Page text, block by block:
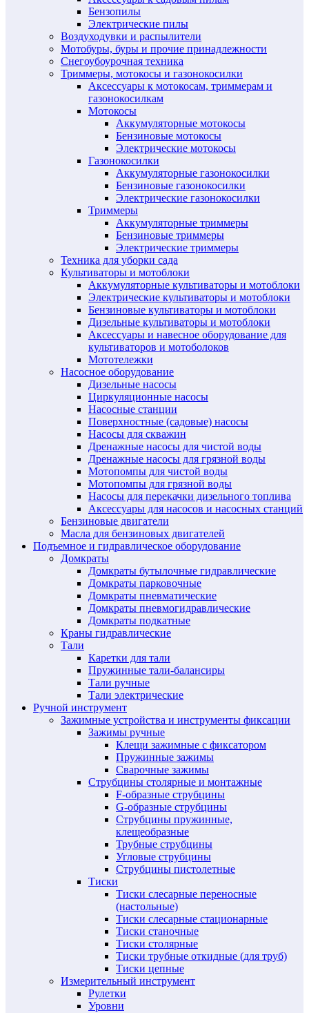
Бензопилы
Электрические пилы
Воздуходувки и распылители
Мотобуры, буры и прочие принадлежности
Снегоубоурочная техника
Триммеры, мотокосы и газонокосилки
Аксессуары к мотокосам, триммерам и
газонокосилкам
Мотокосы
Аккумуляторные мотокосы
Бензиновые мотокосы
Электрические мотокосы
Газонокосилки
Аккумуляторные газонокосилки
Бензиновые газонокосилки
Электрические газонокосилки
Триммеры
Аккумуляторные триммеры
Бензиновые триммеры
Электрические триммеры
Техника для уборки сада
Культиваторы и мотоблоки
Аккумуляторные культиваторы и мотоблоки
Электрические культиваторы и мотоблоки
Бензиновые культиваторы и мотоблоки
Дизельные культиваторы и мотоблоки
Аксессуары и навесное оборудование для
культиваторов и мотоболоков
Мототележки
Насосное оборудование
Дизельные насосы
Циркуляционные насосы
Насосные станции
Поверхностные (садовые) насосы
Насосы для скважин
Дренажные насосы для чистой воды
Дренажные насосы для грязной воды
Мотопомпы для чистой воды
Мотопомпы для грязной воды
Насосы для перекачки дизельного топлива
Аксессуары для насосов и насосных станций
Бензиновые двигатели
Масла для бензиновых двигателей
Подъемное и гидравлическое оборудование
Домкраты
Домкраты бутылочные гидравлические
Домкраты парковочные
Домкраты пневматические
Домкраты пневмогидравлические
Домкраты подкатные
Краны гидравлические
Тали
Каретки для тали
Пружинные тали-балансиры
Тали ручные
Тали электрические
Ручной инструмент
Зажимные устройства и инструменты фиксации
Зажимы ручные
Клещи зажимные с фиксатором
Пружинные зажимы
Сварочные зажимы
Струбцины столярные и монтажные
F-образные струбцины
G-образные струбцины
Струбцины пружинные,
клещеобразные
Трубные струбцины
Угловые струбцины
Струбцины пистолетные
Тиски
Тиски слесарные переносные
(настольные)
Тиски слесарные стационарные
Тиски станочные
Тиски столярные
Тиски трубные откидные (для труб)
Тиски цепные
Измерительный инструмент
Рулетки
Уровни